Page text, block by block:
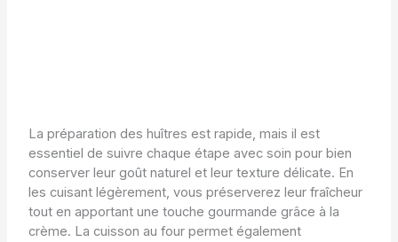
La préparation des huîtres est rapide, mais il est
essentiel de suivre chaque étape avec soin pour bien
conserver leur goût naturel et leur texture délicate. En
les cuisant légèrement, vous préserverez leur fraîcheur
tout en apportant une touche gourmande grâce à la
crème. La cuisson au four permet également